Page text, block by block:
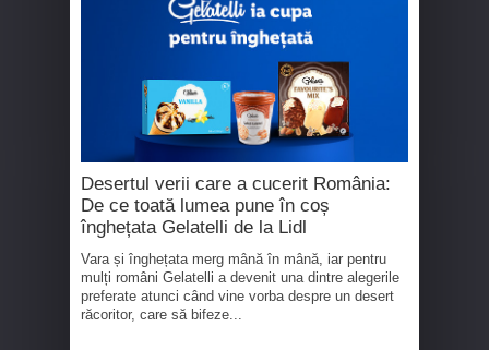
Desertul verii care a cucerit România:
De ce toată lumea pune în coș
înghețata Gelatelli de la Lidl
Vara și înghețata merg mână în mână, iar pentru
mulți români Gelatelli a devenit una dintre alegerile
preferate atunci când vine vorba despre un desert
răcoritor, care să bifeze...